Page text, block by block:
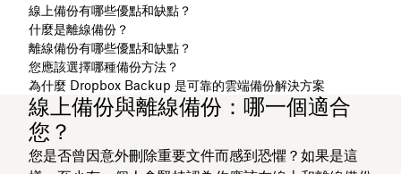
線上備份有哪些優點和缺點？
什麼是離線備份？
離線備份有哪些優點和缺點？
您應該選擇哪種備份方法？
為什麼 Dropbox Backup 是可靠的雲端備份解決方案
線上備份與離線備份：哪一個適合
您？
您是否曾因意外刪除重要文件而感到恐懼？如果是這